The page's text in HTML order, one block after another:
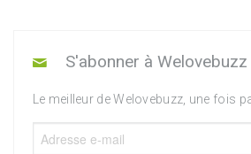
S'abonner à Welovebuzz
Le meilleur de Welovebuzz, une fois